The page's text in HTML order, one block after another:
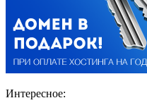
Интересное: